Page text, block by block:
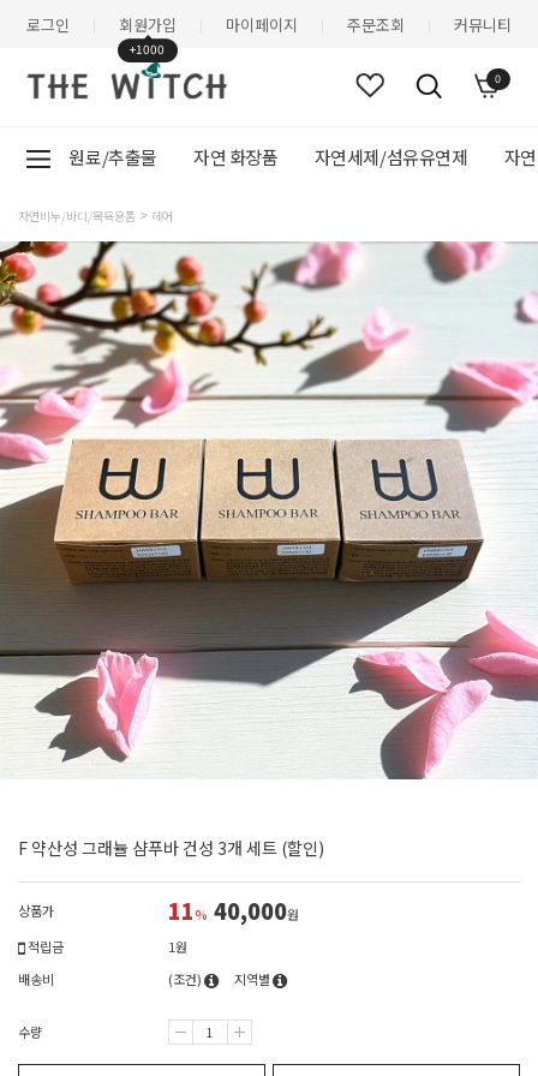
로그인 회원가입
+1000
마이페이지 주문조회 커뮤니티
0
원료/추출물 자연 화장품 자연세제/섬유유연제 자
자연비누/바디/목욕용품 헤어
F 약산성 그래뉼 샴푸바 건성 3개 세트 (할인)
상품가 11% 40,000원
적립금
1원
배송비
(조건) 지역별
수량